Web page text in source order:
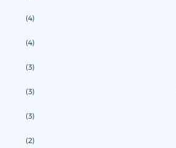
(4)
(4)
(3)
(3)
(3)
(2)